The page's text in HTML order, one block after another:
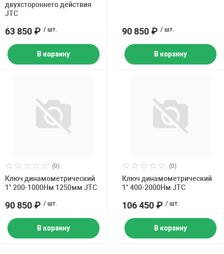
двухстороннего действия
JTC
63 850 ₽ / шт.
В корзину
90 850 ₽ / шт.
В корзину
(0)
Ключ динамометрический
1" 200-1000Нм 1250мм JTC
90 850 ₽ / шт.
В корзину
(0)
Ключ динамометрический
1" 400-2000Нм JTC
106 450 ₽ / шт.
В корзину